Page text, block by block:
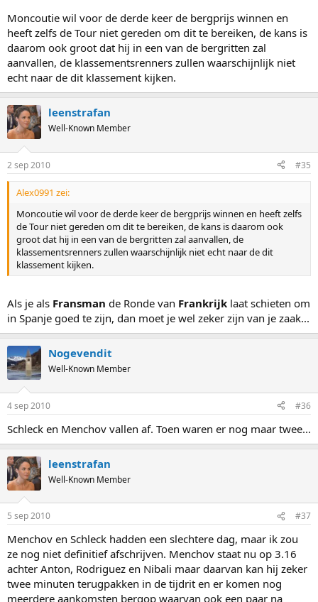
Moncoutie wil voor de derde keer de bergprijs winnen en
heeft zelfs de Tour niet gereden om dit te bereiken, de kans is
daarom ook groot dat hij in een van de bergritten zal
aanvallen, de klassementsrenners zullen waarschijnlijk niet
echt naar de dit klassement kijken.
leenstrafan
Well-Known Member
2 sep 2010 #35
Alex0991 zei:
Moncoutie wil voor de derde keer de bergprijs winnen en heeft zelfs
de Tour niet gereden om dit te bereiken, de kans is daarom ook
groot dat hij in een van de bergritten zal aanvallen, de
klassementsrenners zullen waarschijnlijk niet echt naar de dit
klassement kijken.
Als je als Fransman de Ronde van Frankrijk laat schieten om
in Spanje goed te zijn, dan moet je wel zeker zijn van je zaak...
Nogevendit
Well-Known Member
4 sep 2010 #36
Schleck en Menchov vallen af. Toen waren er nog maar twee...
leenstrafan
Well-Known Member
5 sep 2010 #37
Menchov en Schleck hadden een slechtere dag, maar ik zou
ze nog niet definitief afschrijven. Menchov staat nu op 3.16
achter Anton, Rodriguez en Nibali maar daarvan kan hij zeker
twee minuten terugpakken in de tijdrit en er komen nog
meerdere aankomsten bergop waarvan ook een paar na